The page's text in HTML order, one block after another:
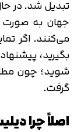
جهان به صورت
می‌کنند. اگر
بگیرید،
شوید؛ چون
گرفت.
اصلاً چرا